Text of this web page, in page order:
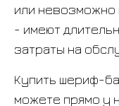
или невозможно
- имеют
затраты на
Купить шериф-
можете прямо у